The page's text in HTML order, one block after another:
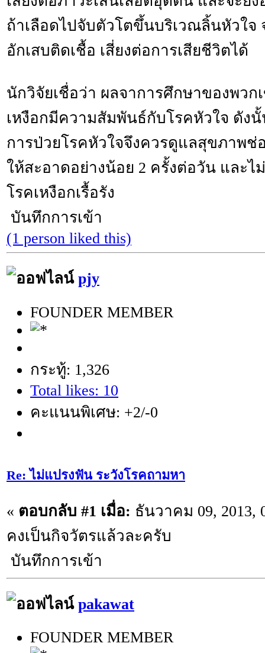
ถ้าเลือดไปจับตัวโตขึ้นบริเวณลิ้นหัวใจ
อักเสบติดเชื้อ เสี่ยงต่อการเสียชีวิตได้
นักวิจัยเชื่อว่า ผลจาการศึกษาของพวก
เหงือกมีความสัมพันธ์กับโรคหัวใจ ดังนั้
การป่วยโรคหัวใจจึงควรดูแลสุขภาพช่
ให้สะอาดอย่างน้อย 2 ครั้งต่อวัน และ
โรคเหงือกเรื้อรัง
บันทึกการเข้า
(1 person liked this)
pjy
FOUNDER MEMBER
กระทู้: 1,326
Total likes: 10
คะแนนพิเศษ: +2/-0
Re: ไม่แปรงฟัน ระวังโรคถามหา
« ตอบกลับ #1 เมื่อ: ธันวาคม 09, 2013,
คงเป็นกิจวัตรแล้วละครับ
บันทึกการเข้า
pakawat
FOUNDER MEMBER